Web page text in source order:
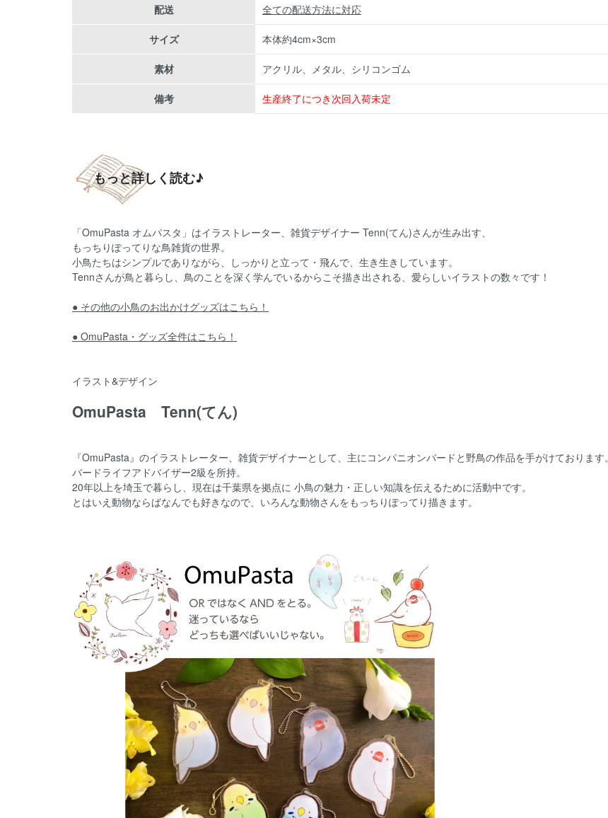
配送 全ての配送方法に対応
サイズ 本体約4cm×3cm
素材 アクリル、メタル、シリコンゴム
備考 生産終了につき次回入荷未定
もっと詳しく読む♪
「OmuPasta オムパスタ」はイラストレーター、雑貨デザイナー Tenn(てん)さんが生み出す、
もっちりぽってりな鳥雑貨の世界。
小鳥たちはシンプルでありながら、しっかりと立って・飛んで、生き生きしています。
Tennさんが鳥と暮らし、鳥のことを深く学んでいるからこそ描き出される、愛らしいイラストの数々です！
● その他の小鳥のお出かけグッズはこちら！
● OmuPasta・グッズ全件はこちら！
イラスト&デザイン
OmuPasta Tenn(てん)
『OmuPasta』のイラストレーター、雑貨デザイナーとして、主にコンパニオンバードと野鳥の作品を手がけております。
バードライフアドバイザー2級を所持。
20年以上を埼玉で暮らし、現在は千葉県を拠点に 小鳥の魅力・正しい知識を伝えるために活動中です。
とはいえ動物ならばなんでも好きなので、いろんな動物さんをもっちりぽってり描きます。